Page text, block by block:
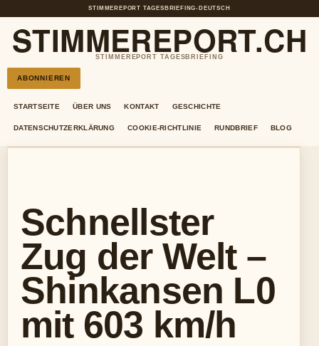
STIMMEREPORT TAGESBRIEFING• DEUTSCH
STIMMEREPORT.CH
STIMMEREPORT TAGESBRIEFING
ABONNIEREN
STARTSEITE ÜBER UNS KONTAKT GESCHICHTE
DATENSCHUTZERKLÄRUNG COOKIE-RICHTLINIE RUNDBRIEF BLOG
Schnellster
Zug der Welt –
Shinkansen L0
mit 603 km/h